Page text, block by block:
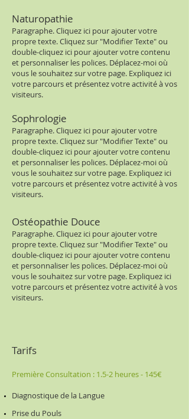
Naturopathie
Paragraphe. Cliquez ici pour ajouter votre
propre texte. Cliquez sur "Modifier Texte" ou
double-cliquez ici pour ajouter votre contenu
et personnaliser les polices. Déplacez-moi où
vous le souhaitez sur votre page. Expliquez ici
votre parcours et présentez votre activité à vos
visiteurs.
Sophrologie
Paragraphe. Cliquez ici pour ajouter votre
propre texte. Cliquez sur "Modifier Texte" ou
double-cliquez ici pour ajouter votre contenu
et personnaliser les polices. Déplacez-moi où
vous le souhaitez sur votre page. Expliquez ici
votre parcours et présentez votre activité à vos
visiteurs.
Ostéopathie Douce
Paragraphe. Cliquez ici pour ajouter votre
propre texte. Cliquez sur "Modifier Texte" ou
double-cliquez ici pour ajouter votre contenu
et personnaliser les polices. Déplacez-moi où
vous le souhaitez sur votre page. Expliquez ici
votre parcours et présentez votre activité à vos
visiteurs.
Tarifs
Première Consultation : 1.5-2 heures - 145€
Diagnostique de la Langue
Prise du Pouls